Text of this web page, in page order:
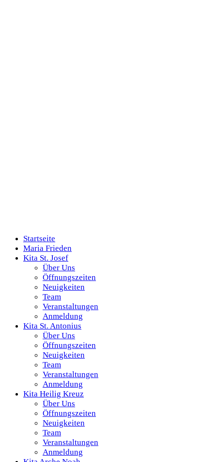
Startseite
Maria Frieden
Kita St. Josef
Über Uns
Öffnungszeiten
Neuigkeiten
Team
Veranstaltungen
Anmeldung
Kita St. Antonius
Über Uns
Öffnungszeiten
Neuigkeiten
Team
Veranstaltungen
Anmeldung
Kita Heilig Kreuz
Über Uns
Öffnungszeiten
Neuigkeiten
Team
Veranstaltungen
Anmeldung